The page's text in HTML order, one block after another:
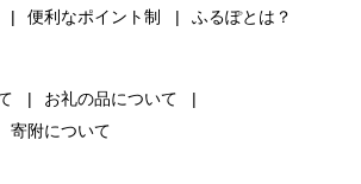
便利なポイント制 ふるぽとは？
お礼の品について
寄附について